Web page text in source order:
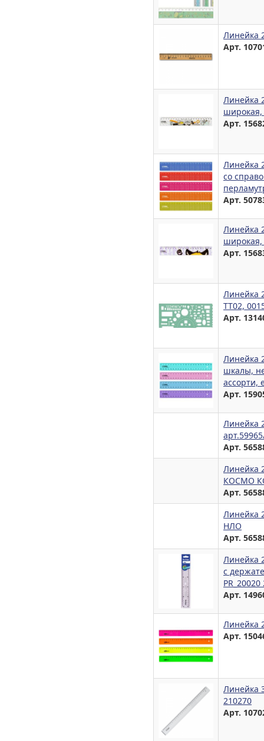
Линейка
Арт.
Линейка
широкая,
Арт.
Линейка
со
Арт.
Линейка
широкая,
Арт.
Линейка
ТТ02,
Арт.
Линейка
шкалы,
ассорти,
Арт.
Линейка
Арт.
Линейка
КОСМО
Арт.
Линейка
НЛО
Арт.
Линейка
с
Арт.
Линейка
Арт.
Линейка
210270
Арт.